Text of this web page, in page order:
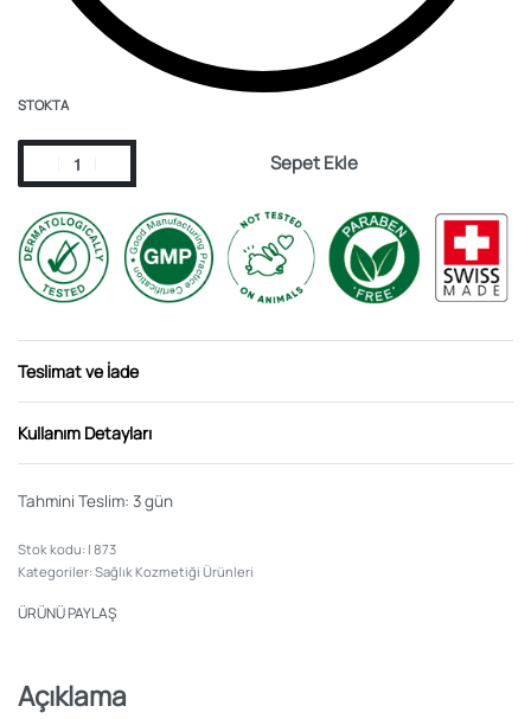
STOKTA
Sepet Ekle
Teslimat ve İade
Kullanım Detayları
Tahmini Teslim: 3 gün
I 873
Kategoriler:Sağlık Kozmetiği Ürünleri
ÜRÜNÜ PAYLAŞ
Açıklama